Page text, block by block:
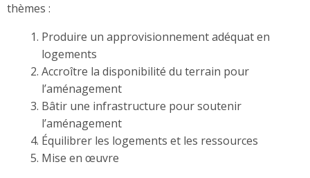
thèmes :
Produire un approvisionnement adéquat en
logements
Accroître la disponibilité du terrain pour
l’aménagement
Bâtir une infrastructure pour soutenir
l’aménagement
Équilibrer les logements et les ressources
Mise en œuvre